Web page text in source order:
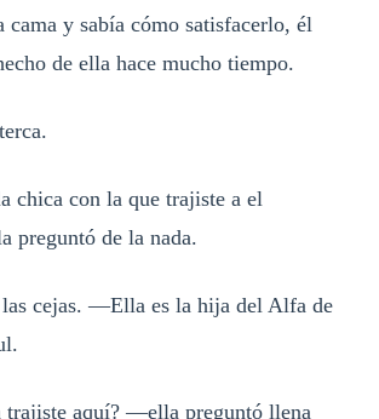
cama y sabía cómo satisfacerlo, él
de ella hace mucho tiempo.
chica con la que trajiste a el
preguntó de la nada.
cejas. —Ella es la hija del Alfa de
aquí? —ella preguntó llena